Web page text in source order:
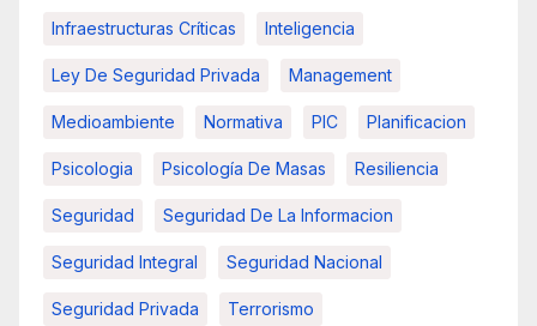
Infraestructuras Críticas Inteligencia
Ley De Seguridad Privada Management
Medioambiente Normativa PIC Planificacion
Psicologia Psicología De Masas Resiliencia
Seguridad Seguridad De La Informacion
Seguridad Integral Seguridad Nacional
Seguridad Privada Terrorismo